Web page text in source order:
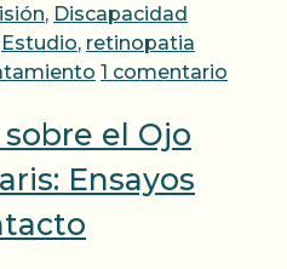
, Discapacidad
Estudio, retinopatia
1 comentario
el Ojo
Ensayos